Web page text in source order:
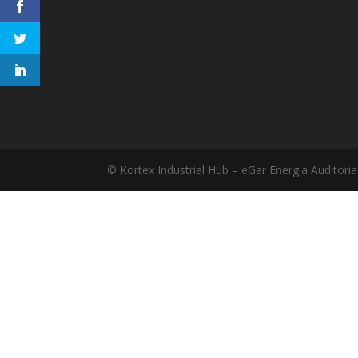
© Kortex Industrial Hub – eGar Energia